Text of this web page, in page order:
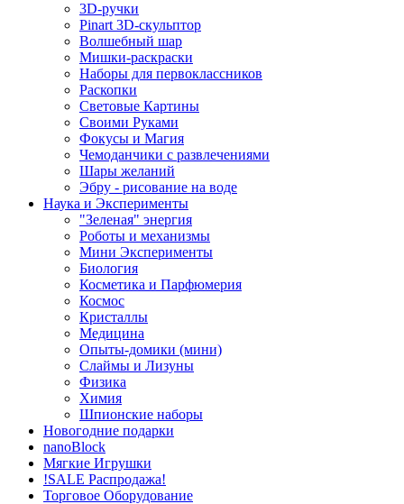
3D-ручки
Pinart 3D-скульптор
Волшебный шар
Мишки-раскраски
Наборы для первоклассников
Раскопки
Световые Картины
Своими Руками
Фокусы и Магия
Чемоданчики с развлечениями
Шары желаний
Эбру - рисование на воде
Наука и Эксперименты
"Зеленая" энергия
Роботы и механизмы
Мини Эксперименты
Биология
Косметика и Парфюмерия
Космос
Кристаллы
Медицина
Опыты-домики (мини)
Слаймы и Лизуны
Физика
Химия
Шпионские наборы
Новогодние подарки
nanoBlock
Мягкие Игрушки
!SALE Распродажа!
Торговое Оборудование